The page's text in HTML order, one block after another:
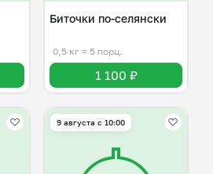
Биточки по-селянски
0,5 кг ≈ 5 порц.
1 100 ₽
9 августа с 10:00